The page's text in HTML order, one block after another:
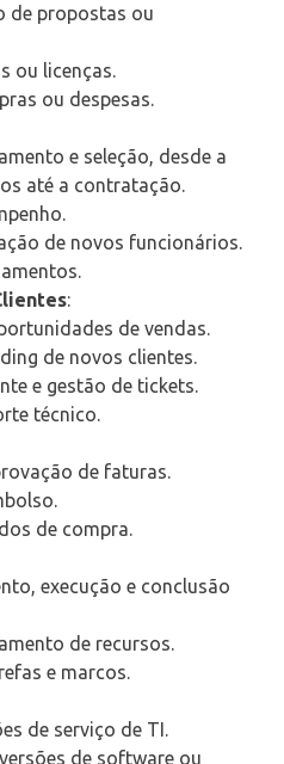
de propostas ou
ou licenças.
ou despesas.
e seleção, desde a
até a contratação.
de novos funcionários.
:
de vendas.
de novos clientes.
e gestão de tickets.
técnico.
de faturas.
de compra.
execução e conclusão
de recursos.
e marcos.
de serviço de TI.
de software ou